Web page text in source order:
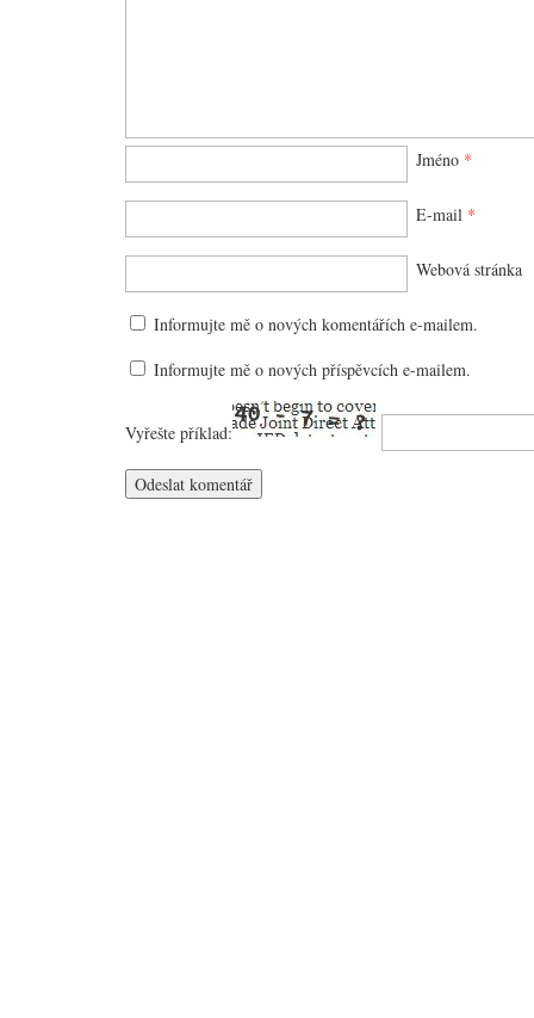
Jméno *
E-mail *
Webová stránka
Informujte mě o nových komentářích e-mailem.
Informujte mě o nových příspěvcích e-mailem.
Vyřešte příklad: